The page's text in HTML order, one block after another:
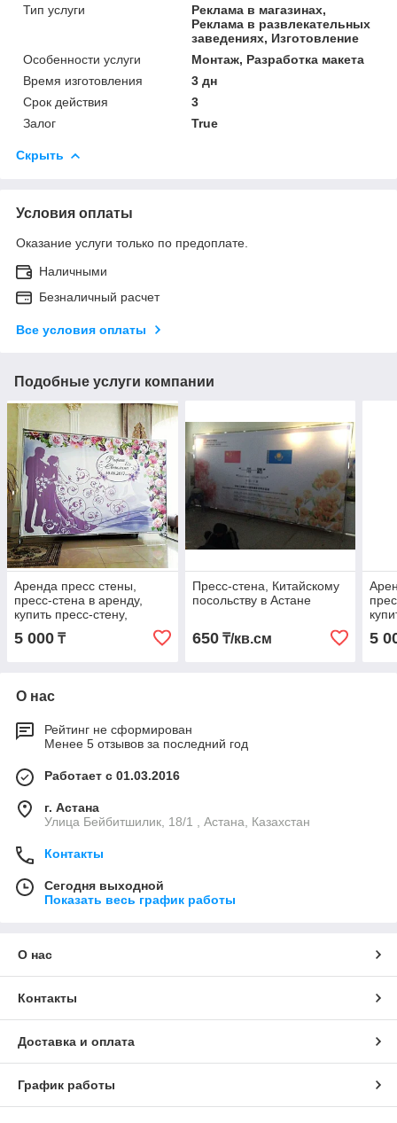
Тип услуги
Реклама в магазинах,
Реклама в развлекательных
заведениях, Изготовление
Особенности услуги
Монтаж, Разработка макета
Время изготовления
3 дн
Срок действия
3
Залог
True
Скрыть
Условия оплаты
Оказание услуги только по предоплате.
Наличными
Безналичный расчет
Все условия оплаты
Подобные услуги компании
Аренда пресс стены,
пресс-стена в аренду,
купить пресс-стену,
прессстена, пресс стена в
Астане
5 000 ₸
Пресс-стена, Китайскому
посольству в Астане
650₸/кв.см 5
О нас
Рейтинг не сформирован
Менее 5 отзывов за последний год
Работает с 01.03.2016
г. Астана
Улица Бейбитшилик, 18/1 , Астана, Казахстан
Контакты
Сегодня выходной
Показать весь график работы
О нас
Контакты
Доставка и оплата
График работы